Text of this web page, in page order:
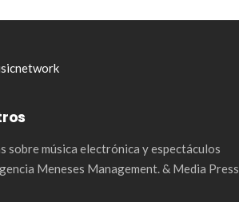
sobre música electrónica y espectáculos
Meneses Management. & Media Press